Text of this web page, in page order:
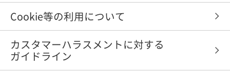
Cookie等の利用について
カスタマーハラスメントに対する
ガイドライン